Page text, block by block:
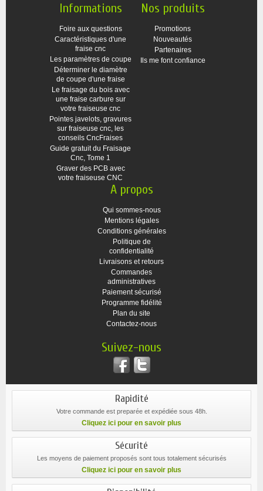
Informations
Foire aux questions
Caractéristiques d'une
fraise cnc
Les paramètres de coupe
Déterminer le diamètre
de coupe d'une fraise
Le fraisage du bois avec
une fraise carbure sur
votre fraiseuse cnc
Pointes javelots, gravures
sur fraiseuse cnc, les
conseils CncFraises
Guide gratuit du Fraisage
Cnc, Tome 1
Graver des PCB avec
votre fraiseuse CNC
Nos produits
Promotions
Nouveautés
Partenaires
Ils me font confiance
A propos
Qui sommes-nous
Mentions légales
Conditions générales
Politique de
confidentialité
Livraisons et retours
Commandes
administratives
Paiement sécurisé
Programme fidélité
Plan du site
Contactez-nous
Suivez-nous
Rapidité
Votre commande est preparée et expédiée sous 48h.
Cliquez ici pour en savoir plus
Sécurité
Les moyens de paiement proposés sont tous totalement sécurisés
Cliquez ici pour en savoir plus